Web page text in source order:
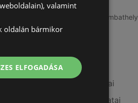
Black Red White
Varasd ut. 10, 9700 Szombathely
További linkek
A(z) DIEGO ajánlatai
A(z) XXXLutz ajánlatai
valamint
oldalán bármikor
ELFOGADÁSA